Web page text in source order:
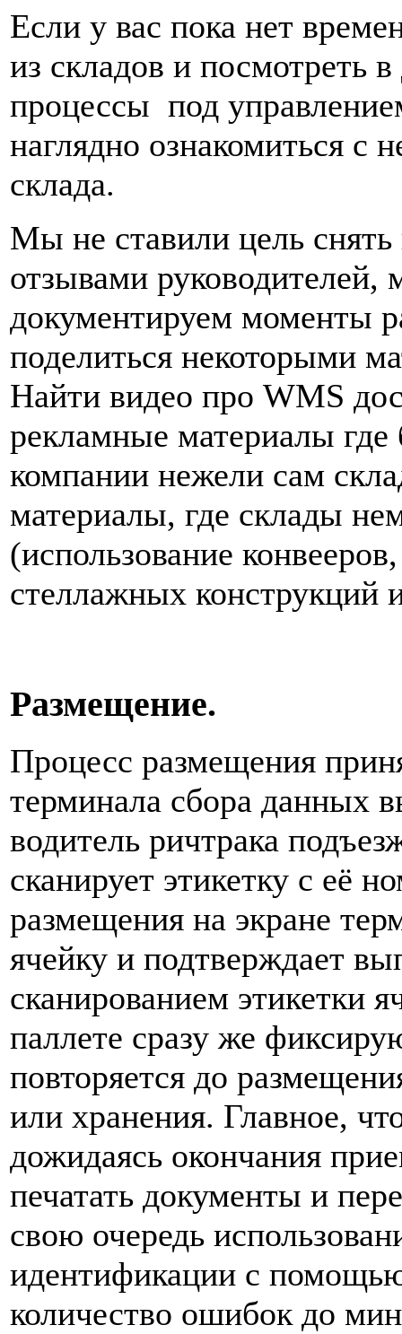
Если у вас пока нет
из складов и посмотреть
процессы под
наглядно ознакомиться с
склада.
Мы не ставили цель
отзывами руководителей,
документируем моменты
поделиться некоторыми
Найти видео про WMS
рекламные материалы
компании нежели сам
материалы, где склады
(использование
стеллажных конструкций
Размещение.
Процесс размещения
терминала сбора данных
водитель ричтрака
сканирует этикетку с её
размещения на экране
ячейку и подтверждает
сканированием этикетки
паллете сразу же
повторяется до
или хранения. Главное,
дожидаясь окончания
печатать документы и
свою очередь
идентификации с
количество ошибок до